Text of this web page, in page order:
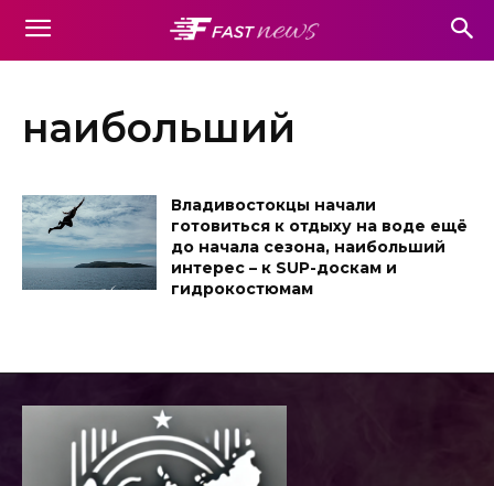
наибольший
Владивостокцы начали
готовиться к отдыху на воде ещё
до начала сезона, наибольший
интерес – к SUP-доскам и
гидрокостюмам